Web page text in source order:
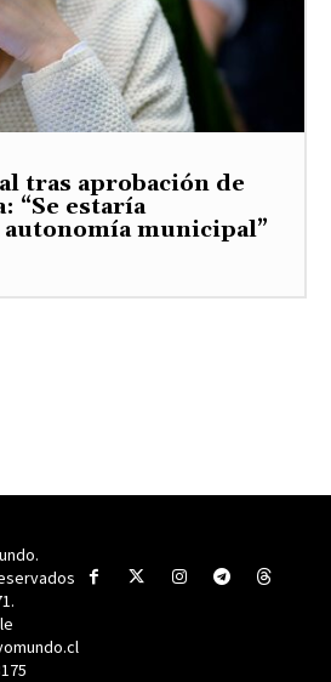
tras aprobación de
“Se estaría
municipal”